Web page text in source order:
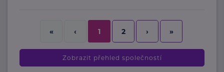
« ‹ 1 2 › »
Zobrazit přehled společností